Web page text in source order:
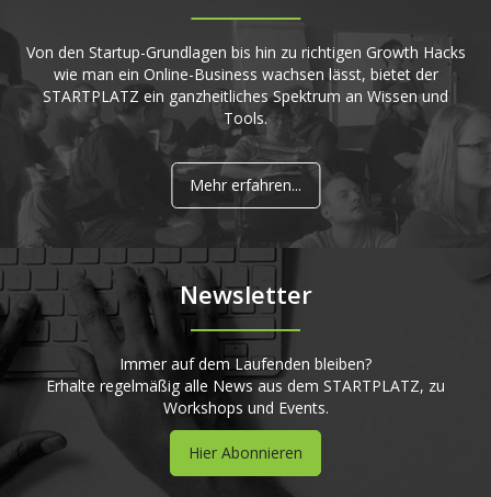
Von den Startup-Grundlagen bis hin zu richtigen Growth Hacks
wie man ein Online-Business wachsen lässt, bietet der
STARTPLATZ ein ganzheitliches Spektrum an Wissen und
Tools.
Mehr erfahren...
Newsletter
Immer auf dem Laufenden bleiben?
Erhalte regelmäßig alle News aus dem STARTPLATZ, zu
Workshops und Events.
Hier Abonnieren